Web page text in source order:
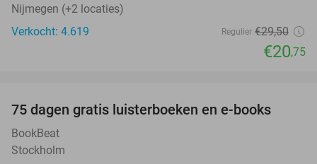
Nijmegen (+2 locaties)
Verkocht: 4.619
Regulier €29,50
€20,75
75 dagen gratis luisterboeken en e-books
BookBeat
Stockholm